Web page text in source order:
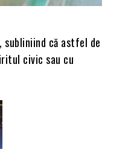
că astfel de
civic sau cu